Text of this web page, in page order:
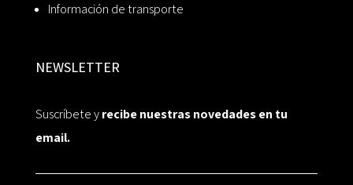
Información de transporte
NEWSLETTER
Suscríbete yrecibe nuestras novedades en tu
email.